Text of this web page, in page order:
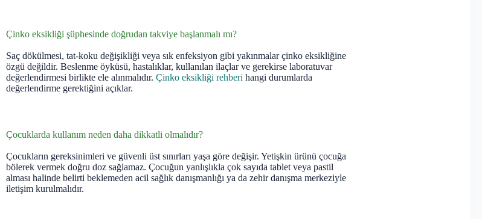
Çinko eksikliği şüphesinde doğrudan takviye başlanmalı mı?
Saç dökülmesi, tat-koku değişikliği veya sık enfeksiyon gibi yakınmalar çinko eksikliğine
özgü değildir. Beslenme öyküsü, hastalıklar, kullanılan ilaçlar ve gerekirse laboratuvar
değerlendirmesi birlikte ele alınmalıdır. Çinko eksikliği rehberi hangi durumlarda
değerlendirme gerektiğini açıklar.
Çocuklarda kullanım neden daha dikkatli olmalıdır?
Çocukların gereksinimleri ve güvenli üst sınırları yaşa göre değişir. Yetişkin ürünü çocuğa
bölerek vermek doğru doz sağlamaz. Çocuğun yanlışlıkla çok sayıda tablet veya pastil
alması halinde belirti beklemeden acil sağlık danışmanlığı ya da zehir danışma merkeziyle
iletişim kurulmalıdır.